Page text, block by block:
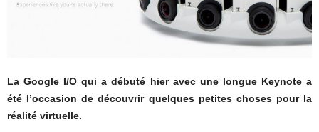
La Google I/O qui a débuté hier avec une longue Keynote a
été l’occasion de découvrir quelques petites choses pour la
réalité virtuelle.